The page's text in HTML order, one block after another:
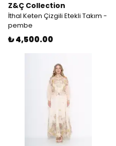
Z&Ç Collection
İthal Keten Çizgili Etekli Takım -
pembe
₺ 4,500.00